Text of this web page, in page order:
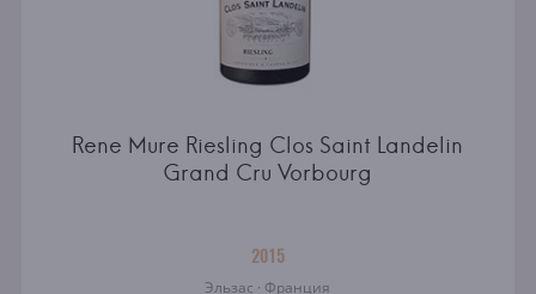
Rene Mure Riesling Clos Saint Landelin
Grand Cru Vorbourg
2015
Эльзас · Франция